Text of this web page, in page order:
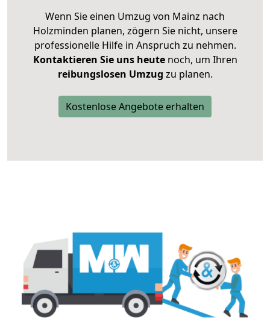
Wenn Sie einen Umzug von Mainz nach
Holzminden planen, zögern Sie nicht, unsere
professionelle Hilfe in Anspruch zu nehmen.
Kontaktieren Sie uns heutenoch, um Ihren
reibungslosen Umzug zu planen.
Kostenlose Angebote erhalten